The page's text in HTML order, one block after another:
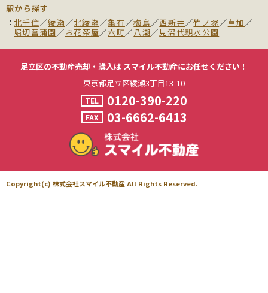
駅から探す
北千住／綾瀬／北綾瀬／亀有／梅島／西新井／竹ノ塚／草加／
堀切菖蒲園／お花茶屋／六町／八潮／見沼代親水公園
足立区の不動産売却・購入は スマイル不動産にお任せください！
東京都足立区綾瀬3丁目13-10
TEL 0120-390-220
FAX 03-6662-6413
Copyright(c) 株式会社スマイル不動産 All Rights Reserved.